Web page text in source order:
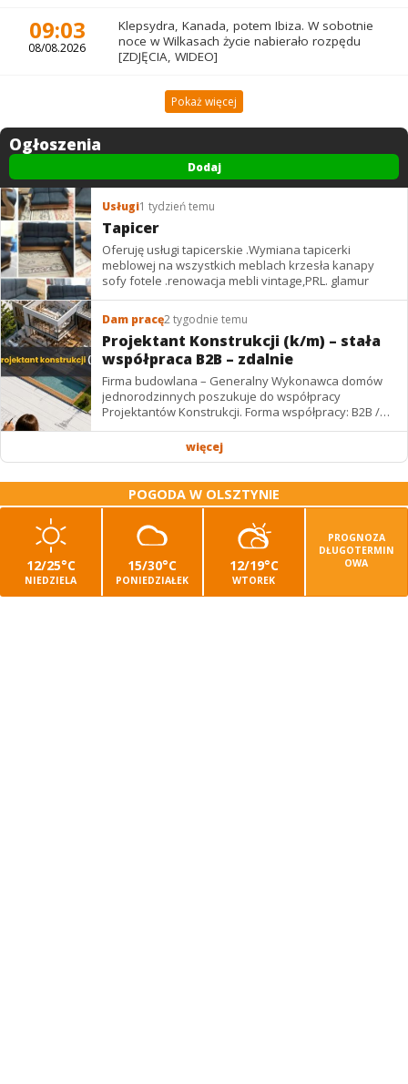
09:03
08/08.2026
Klepsydra, Kanada, potem Ibiza. W sobotnie
noce w Wilkasach życie nabierało rozpędu
[ZDJĘCIA, WIDEO]
Pokaż więcej
Ogłoszenia
Dodaj
Usługi1 tydzień temu
Tapicer
Oferuję usługi tapicerskie .Wymiana tapicerki
meblowej na wszystkich meblach krzesła kanapy
sofy fotele .renowacja mebli vintage,PRL. glamur
Dam pracę2 tygodnie temu
Projektant Konstrukcji (k/m) – stała
współpraca B2B – zdalnie
Firma budowlana – Generalny Wykonawca domów
jednorodzinnych poszukuje do współpracy
Projektantów Konstrukcji. Forma współpracy: B2B /
podwykonawstwo – zdalnie. Wynagrodzenie: ✔
więcej
POGODA W OLSZTYNIE
12/25°C
NIEDZIELA
15/30°C
PONIEDZIAŁEK
12/19°C
WTOREK
PROGNOZA
DŁUGOTERMIN
OWA